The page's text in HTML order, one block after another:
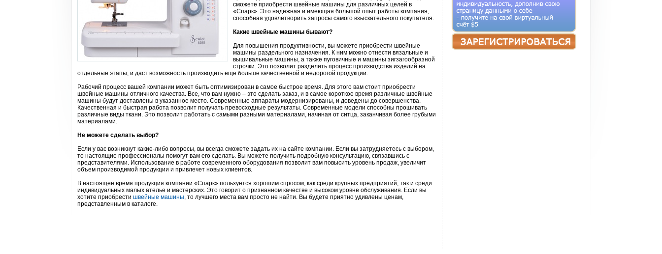
сможете приобрести швейные машины для различных целей в
«Спарк». Это надежная и имеющая большой опыт работы компания,
способная удовлетворить запросы самого взыскательного покупателя.
Какие швейные машины бывают?
Для повышения продуктивности, вы можете приобрести швейные
машины раздельного назначения. К ним можно отнести вязальные и
вышивальные машины, а также пуговичные и машины зигзагообразной
строчки. Это позволит разделить процесс производства изделий на
отдельные этапы, и даст возможность производить еще больше качественной и недорогой продукции.
Рабочий процесс вашей компании может быть оптимизирован в самое быстрое время. Для этого вам стоит приобрести
швейные машины отличного качества. Все, что вам нужно – это сделать заказ, и в самое короткое время различные швейные
машины будут доставлены в указанное место. Современные аппараты модернизированы, и доведены до совершенства.
Качественная и быстрая работа позволит получать превосходные результаты. Современные модели способны прошивать
различные виды ткани. Это позволит работать с самыми разными материалами, начиная от ситца, заканчивая более грубыми
материалами.
Не можете сделать выбор?
Если у вас возникнут какие-либо вопросы, вы всегда сможете задать их на сайте компании. Если вы затрудняетесь с выбором,
то настоящие профессионалы помогут вам его сделать. Вы можете получить подробную консультацию, связавшись с
представителями. Использование в работе современного оборудования позволит вам повысить уровень продаж, увеличит
объем производимой продукции и привлечет новых клиентов.
В настоящее время продукция компании «Спарк» пользуется хорошим спросом, как среди крупных предприятий, так и среди
индивидуальных малых ателье и мастерских. Это говорит о признанном качестве и высоком уровне обслуживания. Если вы
хотите приобрести швейные машины, то лучшего места вам просто не найти. Вы будете приятно удивлены ценам,
представленным в каталоге.